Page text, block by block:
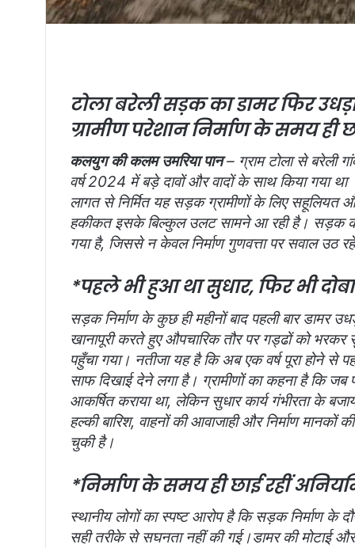
टोला बरेली सड़क का डामर फिर
ग्रामीण परेशान निर्माण के समय ही
कलयुग की कलम उमरिया पान– ग्राम टोला से बरेली
वर्ष 2024 में बड़े दावों और वादों के साथ किया गया
लागत से निर्मित यह सड़क ग्रामीणों के लिए
हकीकत इसके बिल्कुल उलट सामने आ रही है। सड़क
गया है, जिससे न केवल निर्माण गुणवत्ता पर सवाल उठ
*पहले भी हुआ था सुधार, फिर भी
सड़क निर्माण के कुछ ही महीनों बाद पहली बार
खानापूरी करते हुए औपचारिक तौर पर गड्ढों को
पहुँचा गया। नतीजा यह है कि अब एक वर्ष पूरा होने
साफ दिखाई देने लगा है। ग्रामीणों का कहना है कि जब
आकर्षित कराया था, लेकिन सुधार कार्य गंभीरता के
हल्की बारिश, वाहनों की आवाजाही और निर्माण
चुकी है।
*निर्माण के समय ही छाई रहीं
स्थानीय लोगों का स्पष्ट आरोप है कि सड़क निर्माण के
सही तरीके से सघनता नहीं की गई।डामर की मोटाई